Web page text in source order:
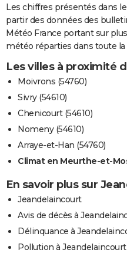
Les chiffres présentés dans
partir des données des
Météo France portant sur
météo réparties dans toute
Les villes à proximité
Moivrons (54760)
Sivry (54610)
Chenicourt (54610)
Nomeny (54610)
Arraye-et-Han (54760)
Climat en Meurthe-et-
En savoir plus sur
Jeandelaincourt
Avis de décès à
Délinquance à
Pollution à Jeandelaincourt